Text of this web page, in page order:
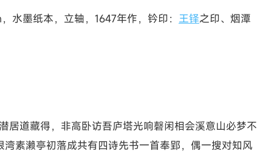
水墨纸本，立轴，1647年作，钤印： 王铎之印、烟潭
居道藏得，非高卧访吾庐塔光响磬闲相会溪意山必梦不
素濑亭初落成共有四诗先书一首奉郢，偶一搜对知风